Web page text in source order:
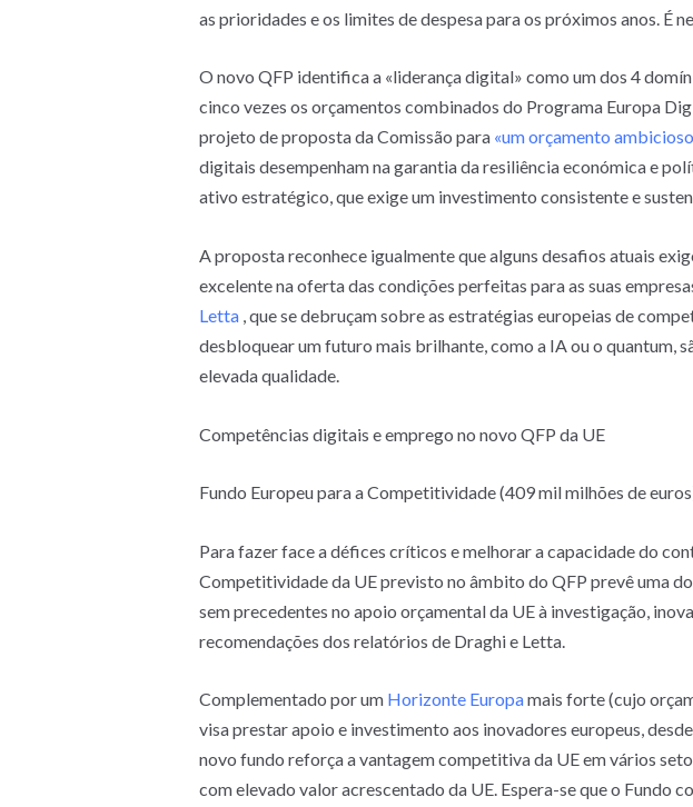
as prioridades e os limites de despesa para os próximos anos. É
O novo QFP identifica a «liderança digital» como um dos 4
cinco vezes os orçamentos combinados do Programa Europa
projeto de proposta da Comissão para «um orçamento
digitais desempenham na garantia da resiliência económica e
ativo estratégico, que exige um investimento consistente e
A proposta reconhece igualmente que alguns desafios atuais
excelente na oferta das condições perfeitas para as suas
Letta, que se debruçam sobre as estratégias europeias de
desbloquear um futuro mais brilhante, como a IA ou o quantum,
elevada qualidade.
Competências digitais e emprego no novo QFP da UE
Fundo Europeu para a Competitividade (409 mil milhões de
Para fazer face a défices críticos e melhorar a capacidade do
Competitividade da UE previsto no âmbito do QFP prevê uma
sem precedentes no apoio orçamental da UE à investigação,
recomendações dos relatórios de Draghi e Letta.
Complementado por um Horizonte Europamais forte (cujo
visa prestar apoio e investimento aos inovadores europeus,
novo fundo reforça a vantagem competitiva da UE em vários
com elevado valor acrescentado da UE. Espera-se que o Fundo